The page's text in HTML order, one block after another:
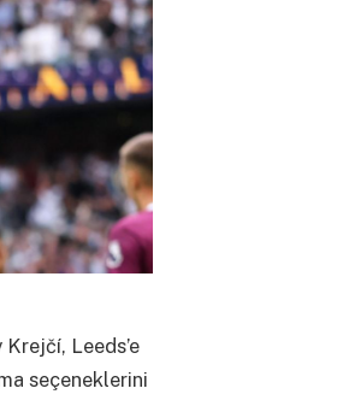
Leeds’e
seçeneklerini